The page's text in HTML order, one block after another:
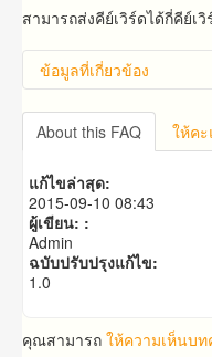
สามารถส่งคีย์เวิร์ดได้กี่คีย์เ
ข้อมูลที่เกี่ยวข้อง
About this FAQ ให้ค
แก้ไขล่าสุด:
2015-09-10 08:43
ผู้เขียน: :
Admin
ฉบับปรับปรุงแก้ไข:
1.0
คุณสามารถ ให้ความเห็นบ